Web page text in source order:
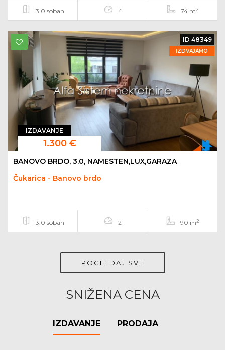
3.0 soban 4 74 m2
IZDAVANJE
1.300 €
ID 48349
IZDVAJAMO
BANOVO BRDO, 3.0, NAMESTEN,LUX,GARAZA
Čukarica - Banovo brdo
3.0 soban 2 90 m2
POGLEDAJ SVE
SNIŽENA CENA
IZDAVANJE PRODAJA